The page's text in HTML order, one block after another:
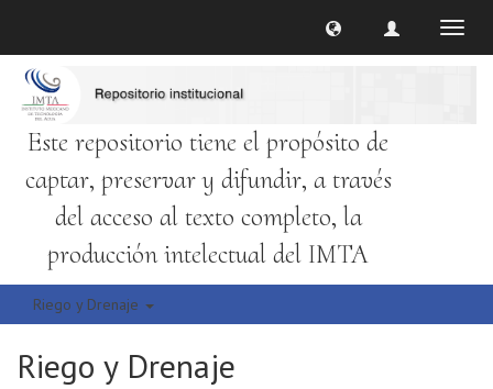
Este repositorio tiene el propósito de
captar, preservar y difundir, a través
del acceso al texto completo, la
producción intelectual del IMTA
Riego y Drenaje
Riego y Drenaje